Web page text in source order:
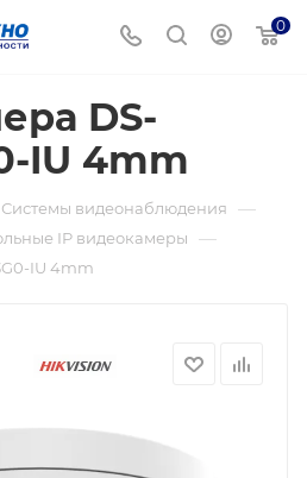
0
DS-
IU 4mm
Системы видеонаблюдения —
IP видеокамеры —
IU 4mm